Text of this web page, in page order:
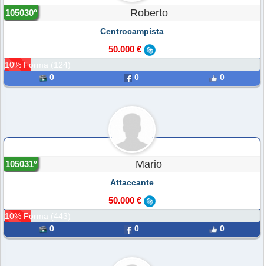
Roberto
105030°
Centrocampista
50.000 €
10% Forma (124)
0
0 0
Mario
105031°
Attaccante
50.000 €
10% Forma (443)
0
0 0